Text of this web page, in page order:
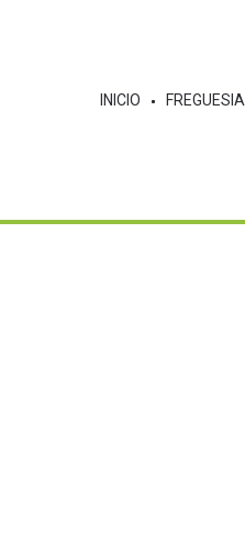
INICIO FREGUESIA